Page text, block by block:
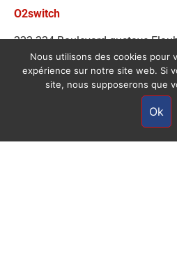
O2switch
222-224 Boulevard gustave
63000 – Clermont-Ferrand
France
Nous utilisons des cookies pour
expérience sur notre site web. Si
site, nous supposerons que
Ok